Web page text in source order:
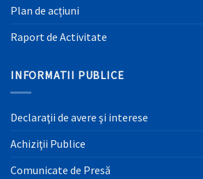
Plan de acțiuni
Raport de Activitate
INFORMATII PUBLICE
Declaraţii de avere şi interese
Achiziţii Publice
Comunicate de Presă